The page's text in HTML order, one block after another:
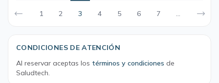
1 2 3 4 5 6 7 ...
CONDICIONES DE ATENCIÓN
Al reservar aceptas los términos y condiciones de
Saludtech.